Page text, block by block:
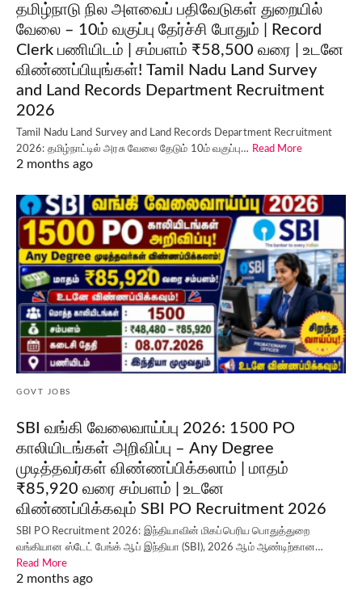
தமிழ்நாடு நில அளவைப் பதிவேடுகள் துறையில்
வேலை – 10ம் வகுப்பு தேர்ச்சி போதும் | Record
Clerk பணியிடம் | சம்பளம் ₹58,500 வரை | உடனே
விண்ணப்பியுங்கள்! Tamil Nadu Land Survey
and Land Records Department Recruitment
2026
Tamil Nadu Land Survey and Land Records Department Recruitment
2026: தமிழ்நாட்டில் அரசு வேலை தேடும் 10ம் வகுப்பு… Read More
2 months ago
GOVT JOBS
SBI வங்கி வேலைவாய்ப்பு 2026: 1500 PO
காலியிடங்கள் அறிவிப்பு – Any Degree
முடித்தவர்கள் விண்ணப்பிக்கலாம் | மாதம்
₹85,920 வரை சம்பளம் | உடனே
விண்ணப்பிக்கவும் SBI PO Recruitment 2026
SBI PO Recruitment 2026: இந்தியாவின் மிகப்பெரிய பொதுத்துறை
வங்கியான ஸ்டேட் பேங்க் ஆப் இந்தியா (SBI), 2026 ஆம் ஆண்டிற்கான…
Read More
2 months ago